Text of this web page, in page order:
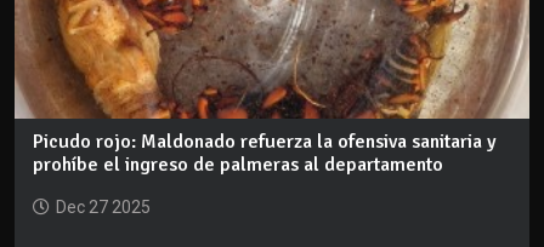
Picudo rojo: Maldonado refuerza la ofensiva sanitaria y
prohíbe el ingreso de palmeras al departamento
Dec 27 2025